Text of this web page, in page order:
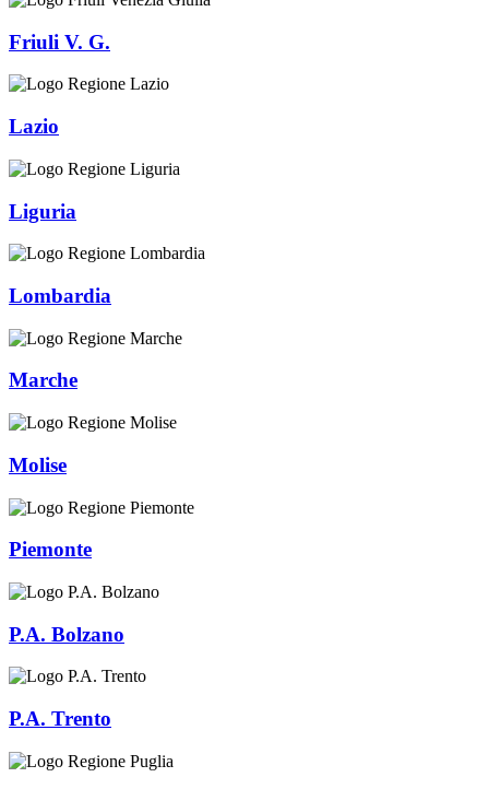
Friuli V. G.
Lazio
Liguria
Lombardia
Marche
Molise
Piemonte
P.A. Bolzano
P.A. Trento